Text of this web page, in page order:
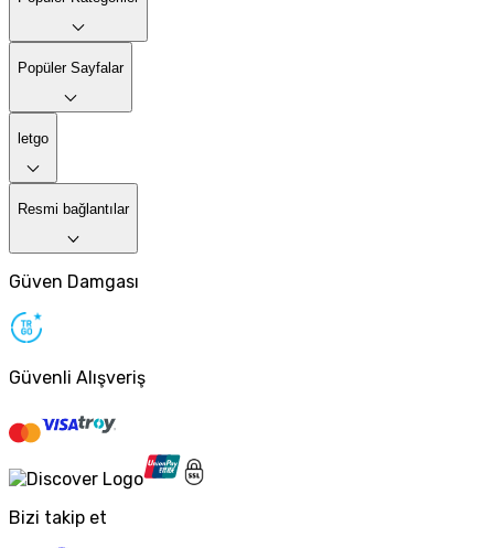
Popüler Sayfalar
letgo
Resmi bağlantılar
Güven Damgası
Güvenli Alışveriş
Bizi takip et